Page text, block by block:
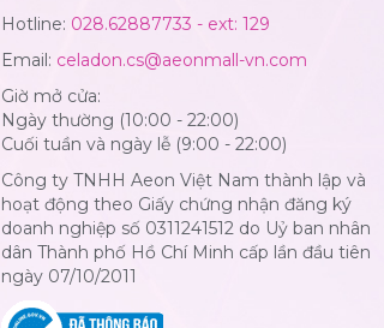
Hotline: 028.62887733 - ext: 129
Email: celadon.cs@aeonmall-vn.com
Giờ mở cửa:
Ngày thường (10:00 - 22:00)
Cuối tuần và ngày lễ (9:00 - 22:00)
Công ty TNHH Aeon Việt Nam thành lập và
hoạt động theo Giấy chứng nhận đăng ký
doanh nghiệp số 0311241512 do Uỷ ban nhân
dân Thành phố Hồ Chí Minh cấp lần đầu tiên
ngày 07/10/2011